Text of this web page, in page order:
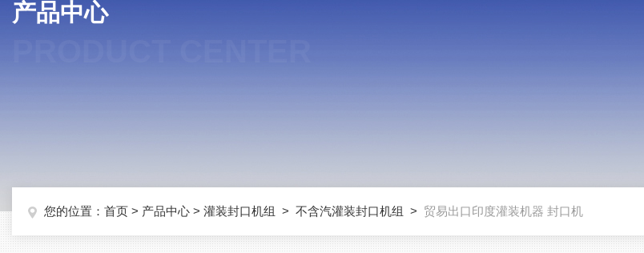
产品中心
您的位置： 首页 > 产品中心 > 灌装封口机组 > 不含汽灌装封口机组 > 贸易出口印度灌装机器 封口机